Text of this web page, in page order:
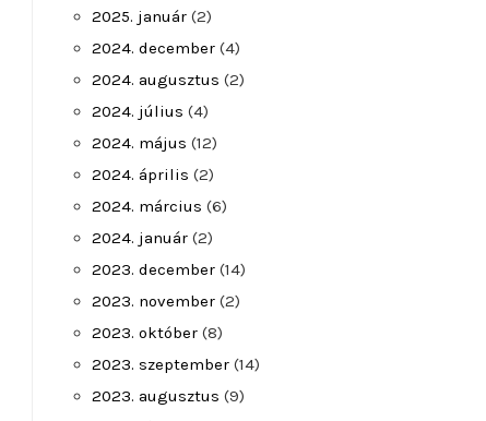
2025. január (2)
2024. december (4)
2024. augusztus (2)
2024. július (4)
2024. május (12)
2024. április (2)
2024. március (6)
2024. január (2)
2023. december (14)
2023. november (2)
2023. október (8)
2023. szeptember (14)
2023. augusztus (9)